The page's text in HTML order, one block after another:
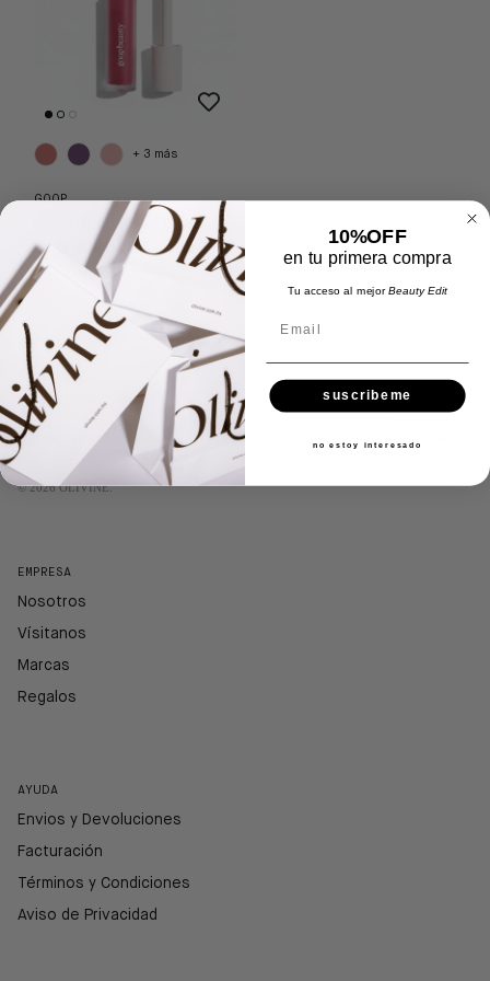
GOOP
Hydra-Barrier Gel Gloss
1 reseña
$ 730.00
+ 3 más
SUSCRÍBETE
© 2026OLIVINE.
EMPRESA
Nosotros
Vísitanos
Marcas
Regalos
AYUDA
Envios y Devoluciones
Facturación
Términos y Condiciones
Aviso de Privacidad
10%OFF
en tu primera compra
Tu acceso al mejorBeauty Edit
suscribeme
no estoy interesado